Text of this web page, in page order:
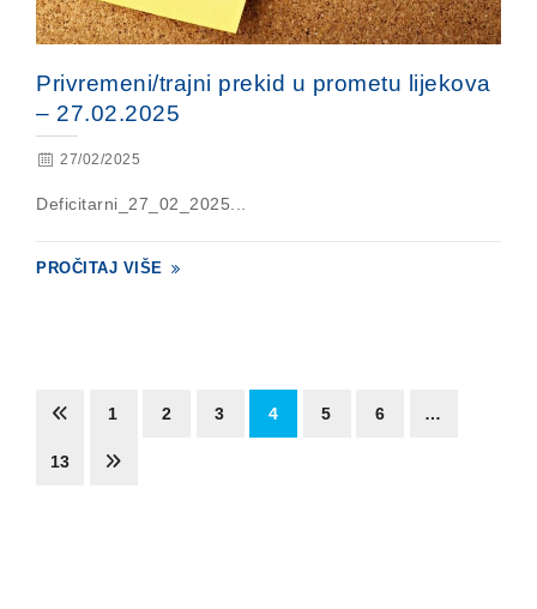
Privremeni/trajni prekid u prometu lijekova
– 27.02.2025
27/02/2025
Deficitarni_27_02_2025...
PROČITAJ VIŠE
1 2 3 4 5 6 …
13